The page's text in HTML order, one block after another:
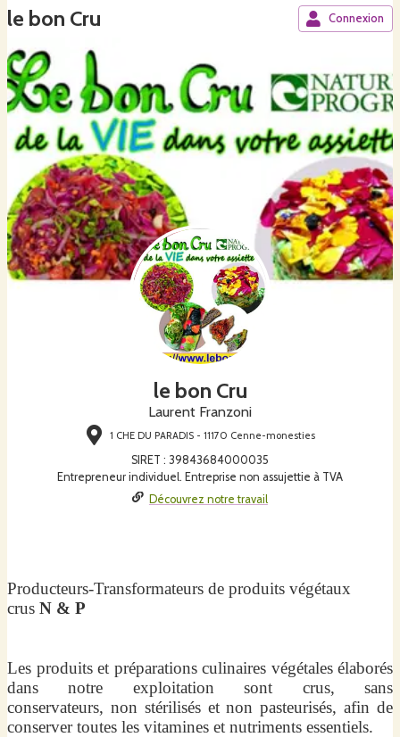
le bon Cru Connexion
le bon Cru
Laurent Franzoni
1 CHE DU PARADIS - 11170 Cenne-monesties
SIRET : 39843684000035
Entrepreneur individuel. Entreprise non assujettie à TVA
Découvrez notre travail
Producteurs-Transformateurs de produits végétaux
crus N & P
Les produits et préparations culinaires végétales élaborés
dans notre exploitation sont crus, sans
conservateurs, non stérilisés et non pasteurisés, afin de
conserver toutes les vitamines et nutriments essentiels.